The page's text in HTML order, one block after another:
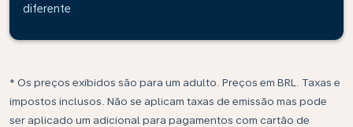
diferente
* Os preços exibidos são para um adulto. Preços em BRL. Taxas e
impostos inclusos. Não se aplicam taxas de emissão mas pode
ser aplicado um adicional para pagamentos com cartão de